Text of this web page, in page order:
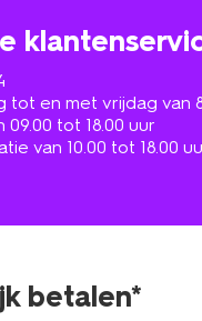
tot en met vrijdag van
tot 18.00 uur
van 10.00 tot 18.00
betalen*